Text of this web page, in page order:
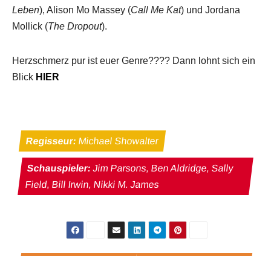
Leben), Alison Mo Massey (Call Me Kat) und Jordana
Mollick (The Dropout).
Herzschmerz pur ist euer Genre???? Dann lohnt sich ein
Blick HIER
Regisseur:Michael Showalter
Schauspieler:Jim Parsons, Ben Aldridge, Sally
Field, Bill Irwin, Nikki M. James